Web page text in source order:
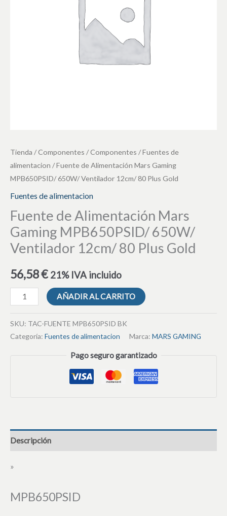
Tienda /Componentes /Componentes /Fuentes de
alimentacion / Fuente de Alimentación Mars Gaming
MPB650PSID/ 650W/ Ventilador 12cm/ 80 Plus Gold
Fuentes de alimentacion
Fuente de Alimentación Mars
Gaming MPB650PSID/ 650W/
Ventilador 12cm/ 80 Plus Gold
56,58€ 21% IVA incluido
AÑADIR AL CARRITO
SKU: TAC-FUENTE MPB650PSID BK
Categoría: Fuentes de alimentacion Marca: MARS GAMING
Pago seguro garantizado
Descripción
»
MPB650PSID